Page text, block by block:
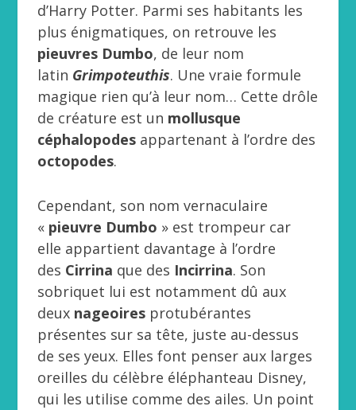
d’Harry Potter. Parmi ses habitants les
plus énigmatiques, on retrouve les
pieuvres Dumbo, de leur nom
latin Grimpoteuthis. Une vraie formule
magique rien qu’à leur nom… Cette drôle
de créature est un mollusque
céphalopodes appartenant à l’ordre des
octopodes.
Cependant, son nom vernaculaire
« pieuvre Dumbo » est trompeur car
elle appartient davantage à l’ordre
des Cirrina que des Incirrina. Son
sobriquet lui est notamment dû aux
deux nageoires protubérantes
présentes sur sa tête, juste au-dessus
de ses yeux. Elles font penser aux larges
oreilles du célèbre éléphanteau Disney,
qui les utilise comme des ailes. Un point